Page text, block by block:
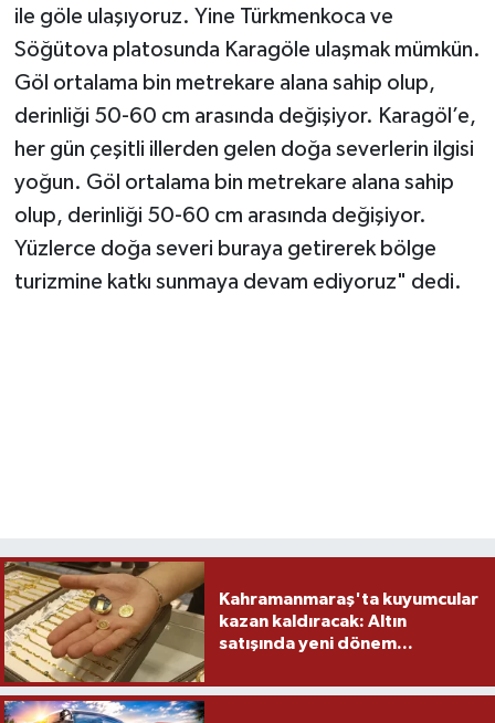
ile göle ulaşıyoruz. Yine Türkmenkoca ve
Söğütova platosunda Karagöle ulaşmak mümkün.
Göl ortalama bin metrekare alana sahip olup,
derinliği 50-60 cm arasında değişiyor. Karagöl’e,
her gün çeşitli illerden gelen doğa severlerin ilgisi
yoğun. Göl ortalama bin metrekare alana sahip
olup, derinliği 50-60 cm arasında değişiyor.
Yüzlerce doğa severi buraya getirerek bölge
turizmine katkı sunmaya devam ediyoruz" dedi.
Kahramanmaraş'ta kuyumcular
kazan kaldıracak: Altın
satışında yeni dönem...